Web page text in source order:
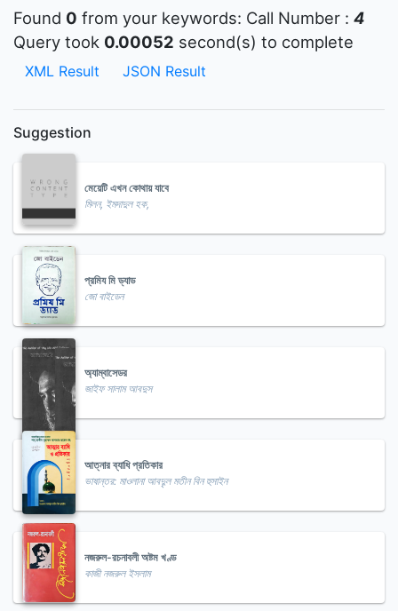
Found 0 from your keywords: Call Number : 4
Query took 0.00052 second(s) to complete
XML Result JSON Result
Suggestion
মেয়েটি এখন কোথায় যাবে
মিলন, ইমদাদুল হক,
প্রমিয মি ড্যাড
জো বাইডেন
অ্যাম্বাসেডর
জাইফ সালাম আবদুস
আত্নার ব্যাধি প্রতিকার
ভাষান্তর: মাওলানা আবদুৃল মতীন বিন হুসাইন
নজরুল-রচনাবলী অষ্টম খণ্ড
কাজী নজরুল ইসলাম